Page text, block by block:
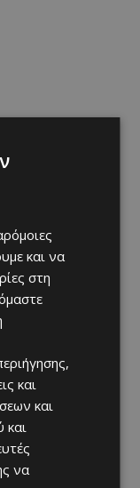
το “διπλό”
και να
στη
και
και
και
να